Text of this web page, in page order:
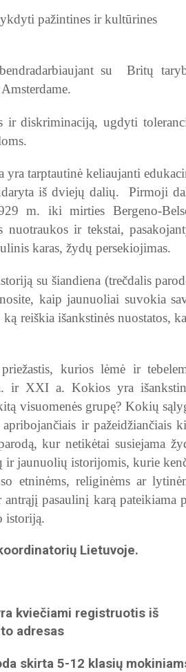
pažintines ir kultūrines
su Britų
ir diskriminaciją, ugdyti
tarptautinė keliaujanti
iš dviejų dalių. Pirmoji
m. iki mirties Bergeno-
ir tekstai,
karas, žydų persekiojimas.
su šiandiena (trečdalis
kaip jaunuoliai suvokia
reiškia išankstinės nuostatos,
kurios lėmė ir
ir XXI a. Kokios yra
visuomenės grupę? Kokių
ir pažeidžiančiais
kur netikėtai susiejama
ir jaunuolių istorijomis, kurie
etninėms, religinėms ar
pasaulinį karą pateikiama
istoriją.
Lietuvoje.
kviečiami registruotis iš
adresas
skirta 5-12 klasių